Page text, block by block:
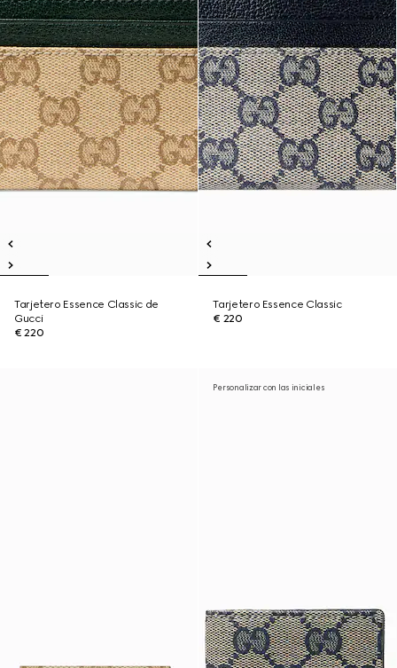
Tarjetero Essence Classic de
Gucci
€ 220
Tarjetero Essence Classic
€ 220
Personalizar con las iniciales